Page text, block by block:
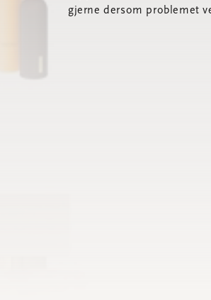
gjerne dersom problemet